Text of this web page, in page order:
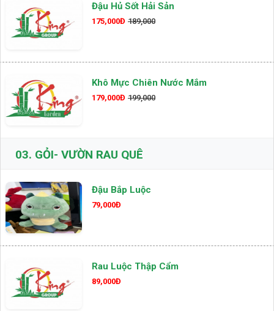
Đậu Hủ Sốt Hải Sản
175,000Đ 189,000
Khô Mực Chiên Nước Mắm
179,000Đ 199,000
03. GỎI- VƯỜN RAU QUÊ
Đậu Bắp Luộc
79,000Đ
Rau Luộc Thập Cẩm
89,000Đ